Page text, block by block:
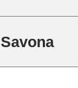
Savona